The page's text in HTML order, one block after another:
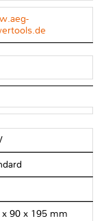
x 90 x 195 mm